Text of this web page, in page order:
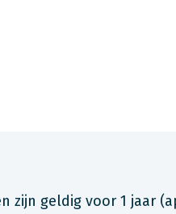
zijn geldig voor 1 jaar